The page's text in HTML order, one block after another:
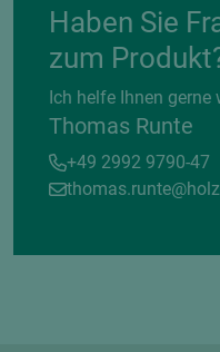
Haben Sie
zum
Ich helfe Ihnen gerne
Thomas Runte
+49 2992 9790-47